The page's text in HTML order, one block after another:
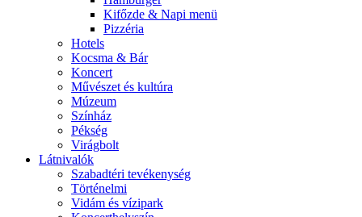
Kifőzde & Napi menü
Pizzéria
Hotels
Kocsma & Bár
Koncert
Művészet és kultúra
Múzeum
Színház
Pékség
Virágbolt
Látnivalók
Szabadtéri tevékenység
Történelmi
Vidám és vízipark